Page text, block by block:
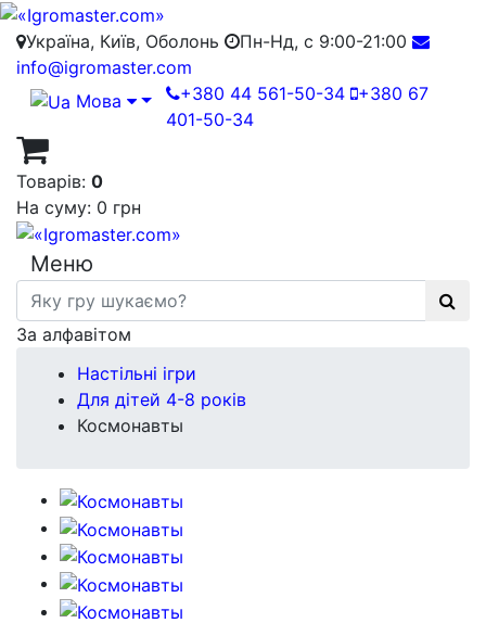
Україна, Київ, Оболонь
Пн-Нд, с 9:00-21:00
info@igromaster.com
Мова
+380 44 561-50-34 +380 67
401-50-34
Товарів: 0
На суму: 0 грн
Меню
За алфавітом
Настільні ігри
Для дітей 4-8 років
Космонавты